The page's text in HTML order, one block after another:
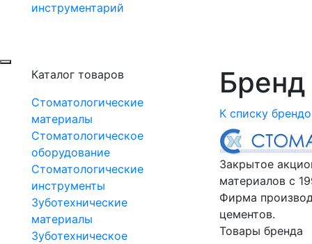
инструментарий
Каталог товаров
Стоматологические
материалы
Стоматологическое
оборудование
Стоматологические
инструменты
Зуботехнические
материалы
Зуботехническое
К списку
Закрытое
материалов с
Фирма
цементов.
Товары бренда